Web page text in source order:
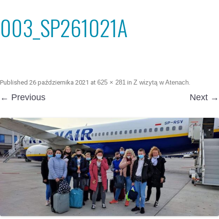
003_SP261021A
Published 26 października 2021 at 625 × 281 in Z wizytą w Atenach.
← Previous Next →